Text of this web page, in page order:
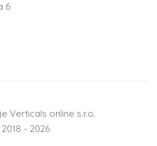
6
Verticals online s.r.o.
- 2026